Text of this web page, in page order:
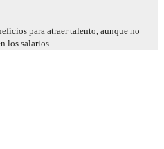
para atraer talento, aunque no
los salarios